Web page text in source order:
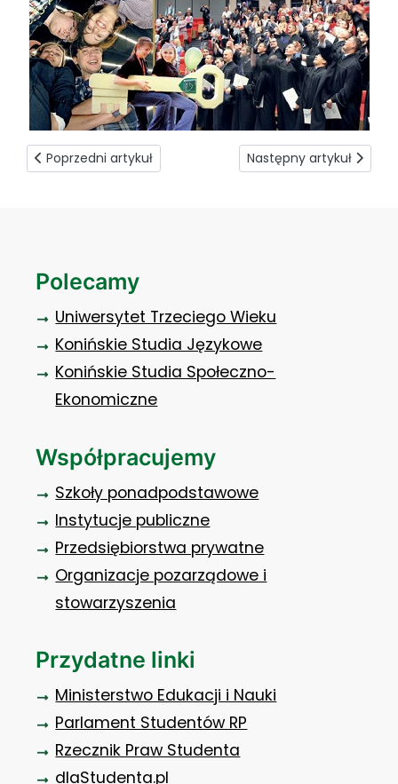
Poprzedni artykuł: Studenci na festynie rodzinnym
Poprzedni artykuł Następny artykuł: Z
Następny artykuł
Polecamy
Uniwersytet Trzeciego Wieku
Konińskie Studia Językowe
Konińskie Studia Społeczno-
Ekonomiczne
Współpracujemy
Szkoły ponadpodstawowe
Instytucje publiczne
Przedsiębiorstwa prywatne
Organizacje pozarządowe i
stowarzyszenia
Przydatne linki
Ministerstwo Edukacji i Nauki
Parlament Studentów RP
Rzecznik Praw Studenta
dlaStudenta.pl